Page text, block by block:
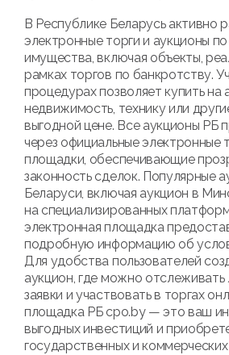
В Республике Беларусь активно
электронные торги и аукционы
имущества, включая объекты,
рамках торгов по банкротству.
процедурах позволяет купить на
недвижимость, технику или
выгодной цене. Все аукционы РБ
через официальные электронные
площадки, обеспечивающие
законность сделок. Популярные
Беларуси, включая аукцион в
на специализированных
электронная площадка
подробную информацию об
Для удобства пользователей
аукцион, где можно отслеживать
заявки и участвовать в торгах
площадка РБ cpo.by — это ваш
выгодных инвестиций и
государственных и